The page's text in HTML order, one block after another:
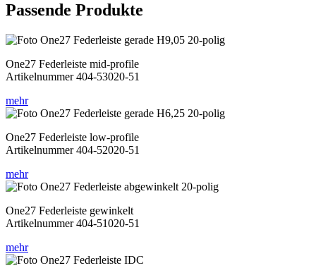
Passende Produkte
One27 Federleiste mid-profile
Artikelnummer 404-53020-51
mehr
One27 Federleiste low-profile
Artikelnummer 404-52020-51
mehr
One27 Federleiste gewinkelt
Artikelnummer 404-51020-51
mehr